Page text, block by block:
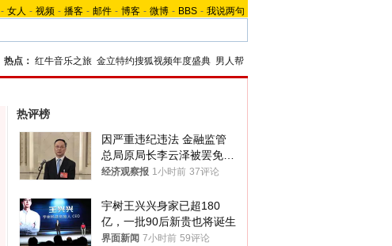
- 女人 - 视频 - 播客 - 邮件 - 博客 - 微博 - BBS - 我说两句
热点： 红牛音乐之旅 金立特约搜狐视频年度盛典 男人帮
热评榜
因严重违纪违法 金融监管
总局原局长李云泽被罢免全
国人大代表
经济观察报 1小时前 37评论
宇树王兴兴身家已超180
亿，一批90后新贵也将诞生
界面新闻 7小时前 59评论